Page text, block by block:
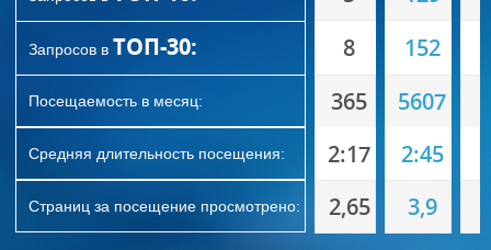
Запросов в ТОП-30: 8 152
Посещаемость в месяц: 365 5607
Средняя длительность посещения: 2:17 2:45
Страниц за посещение просмотрено: 2,65 3,9